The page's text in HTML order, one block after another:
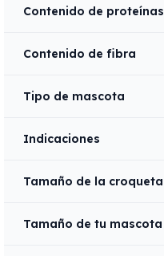
Contenido de proteínas
Contenido de fibra
Tipo de mascota
Indicaciones
Tamaño de la croqueta
Tamaño de tu mascota